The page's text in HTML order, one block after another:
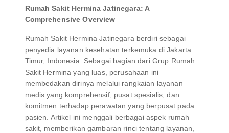
Rumah Sakit Hermina Jatinegara: A
Comprehensive Overview
Rumah Sakit Hermina Jatinegara berdiri sebagai
penyedia layanan kesehatan terkemuka di Jakarta
Timur, Indonesia. Sebagai bagian dari Grup Rumah
Sakit Hermina yang luas, perusahaan ini
membedakan dirinya melalui rangkaian layanan
medis yang komprehensif, pusat spesialis, dan
komitmen terhadap perawatan yang berpusat pada
pasien. Artikel ini menggali berbagai aspek rumah
sakit, memberikan gambaran rinci tentang layanan,